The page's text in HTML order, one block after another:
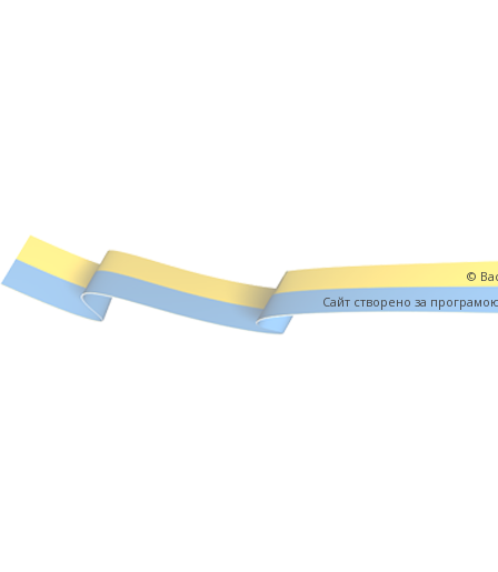
©
Cайт створено за